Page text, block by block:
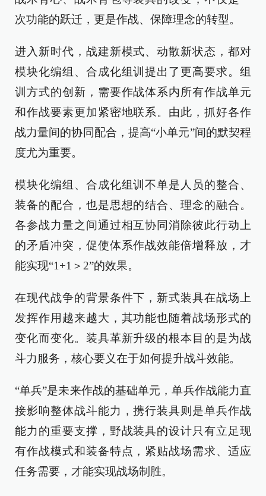
次功能的跃迁，更是作战、保障理念的转型。
进入新时代，战建新模式、动散新状态，都对
模块化编组、合成化组训提出了更高要求。组
训方式的创新，需要作战体系内所有作战单元
和作战要素更加紧密地联系。由此，抓好各作
战力量间的协同配合，提高“小单元”间的默契程
度尤为重要。
模块化编组、合成化组训不单是人员的整合、
装备的配合，也是思想的结合、理念的融合。
各参战力量之间通过相互协同消除彼此行动上
的矛盾冲突，促使体系作战效能倍增释放，才
能实现“1+1＞2”的效果。
在现代战争的背景条件下，新式装具在战场上
发挥作用越来越大，其功能也随着战场形式的
变化而变化。装具革新升级的根本目的是为战
斗力服务，核心要义在于如何提升战斗效能。
“单兵”是未来作战的基础单元，单兵作战能力直
接影响整体战斗能力，携行装具则是单兵作战
能力的重要支撑，野战装具的设计只有立足现
有作战模式和装备特点，紧贴战场需求、适应
任务需要，才能实现战场制胜。